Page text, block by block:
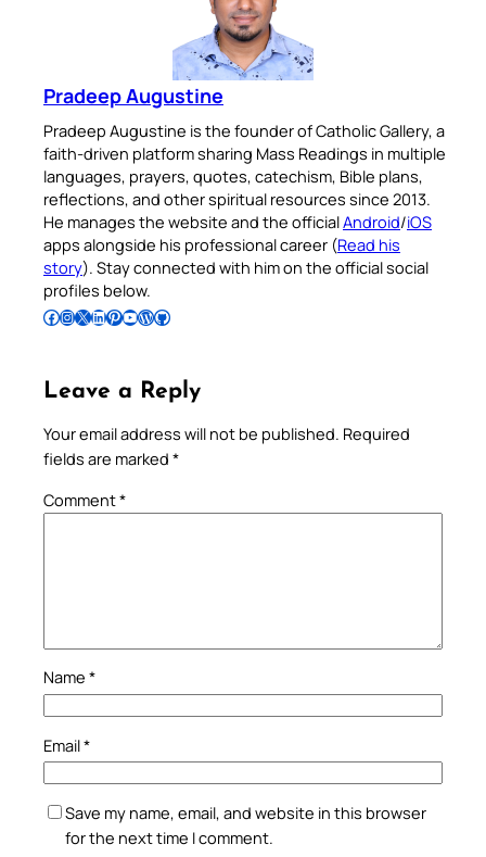
Pradeep Augustine
Pradeep Augustine is the founder of Catholic Gallery, a
faith-driven platform sharing Mass Readings in multiple
languages, prayers, quotes, catechism, Bible plans,
reflections, and other spiritual resources since 2013.
He manages the website and the officialAndroid/iOS
apps alongside his professional career (Read his
story). Stay connected with him on the official social
profiles below.
Follow Pradeep on Facebook Follow Pradeep on InstagramFollow Pradeep on X Follow Pradeep on LinkedIn Follow Pradeep on Pinterest Subscribe to Pradeep’s Youtube Channel Follow Pradeep on WordPress Follow Pradeep on GitHub
Leave a Reply
Your email address will not be published. Required
fields are marked *
Comment*
Name *
Email*
Save my name, email, and website in this browser
for the next time I comment.